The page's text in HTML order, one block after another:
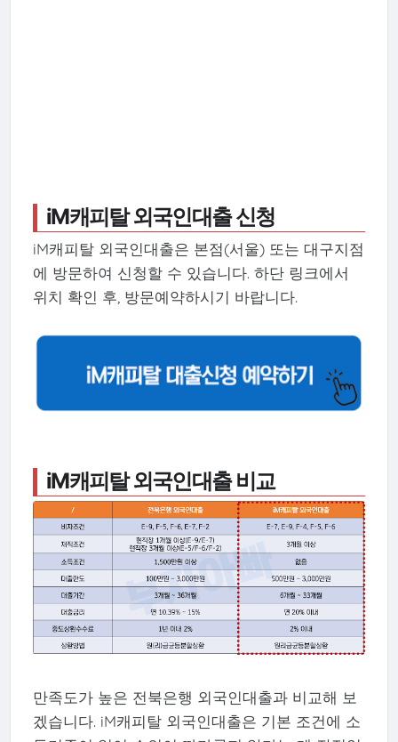
iM캐피탈 외국인대출 신청
iM캐피탈 외국인대출은 본점(서울) 또는 대구지점
에 방문하여 신청할 수 있습니다. 하단 링크에서
위치 확인 후, 방문예약하시기 바랍니다.
iM캐피탈 외국인대출 비교
만족도가 높은 전북은행 외국인대출과 비교해 보
겠습니다. iM캐피탈 외국인대출은 기본 조건에 소